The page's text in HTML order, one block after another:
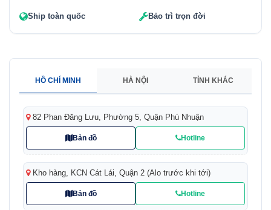
Ship toàn quốc Bảo trì trọn đời
HỒ CHÍ MINH HÀ NỘI TỈNH KHÁC
82 Phan Đăng Lưu, Phường 5, Quận Phú Nhuận
Bản đồ Hotline
Kho hàng, KCN Cát Lái, Quận 2 (Alo trước khi tới)
Bản đồ Hotline